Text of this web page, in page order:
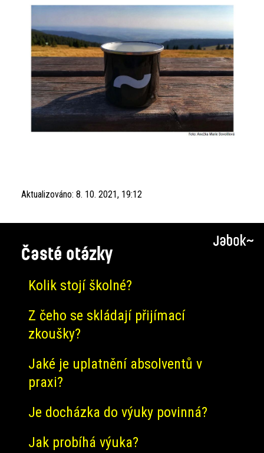
Aktualizováno: 8. 10. 2021, 19:12
Časté otázky
Kolik stojí školné?
Z čeho se skládají přijímací
zkoušky?
Jaké je uplatnění absolventů v
praxi?
Je docházka do výuky povinná?
Jak probíhá výuka?